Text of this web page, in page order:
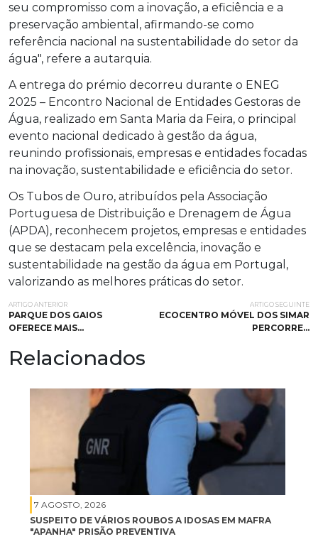
seu compromisso com a inovação, a eficiência e a
preservação ambiental, afirmando-se como
referência nacional na sustentabilidade do setor da
água", refere a autarquia.
A entrega do prémio decorreu durante o ENEG
2025 – Encontro Nacional de Entidades Gestoras de
Água, realizado em Santa Maria da Feira, o principal
evento nacional dedicado à gestão da água,
reunindo profissionais, empresas e entidades focadas
na inovação, sustentabilidade e eficiência do setor.
Os Tubos de Ouro, atribuídos pela Associação
Portuguesa de Distribuição e Drenagem de Água
(APDA), reconhecem projetos, empresas e entidades
que se destacam pela excelência, inovação e
sustentabilidade na gestão da água em Portugal,
valorizando as melhores práticas do setor.
ARTIGO ANTERIOR
PARQUE DOS GAIOS
OFERECE MAIS…
ARTIGO SEGUINTE
ECOCENTRO MÓVEL DOS SIMAR
PERCORRE…
Relacionados
7 AGOSTO, 2026
SUSPEITO DE VÁRIOS ROUBOS A IDOSAS EM MAFRA
"APANHA" PRISÃO PREVENTIVA